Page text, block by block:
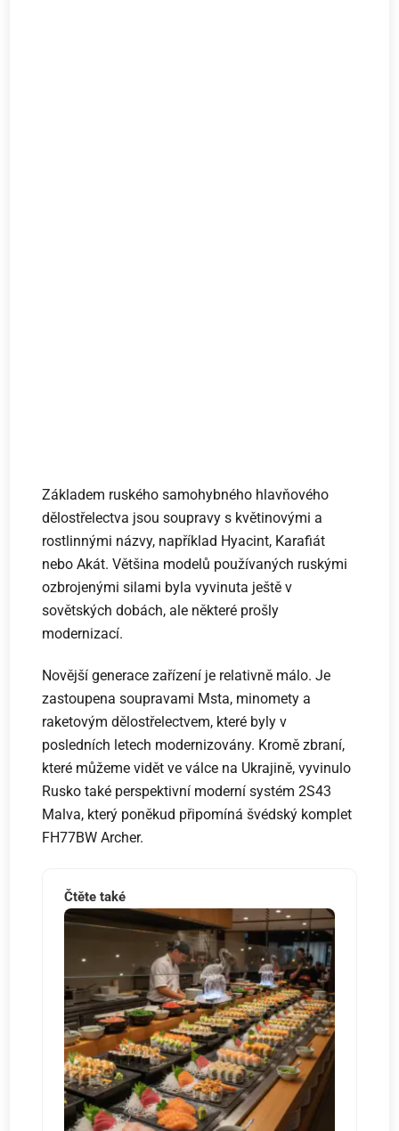
Základem ruského samohybného hlavňového
dělostřelectva jsou soupravy s květinovými a
rostlinnými názvy, například Hyacint, Karafiát
nebo Akát. Většina modelů používaných ruskými
ozbrojenými silami byla vyvinuta ještě v
sovětských dobách, ale některé prošly
modernizací.
Novější generace zařízení je relativně málo. Je
zastoupena soupravami Msta, minomety a
raketovým dělostřelectvem, které byly v
posledních letech modernizovány. Kromě zbraní,
které můžeme vidět ve válce na Ukrajině, vyvinulo
Rusko také perspektivní moderní systém 2S43
Malva, který poněkud připomíná švédský komplet
FH77BW Archer.
Čtěte také